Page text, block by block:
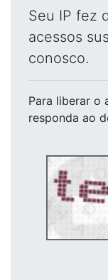
Seu IP fez
acessos
conosco.
Para liberar o
responda ao